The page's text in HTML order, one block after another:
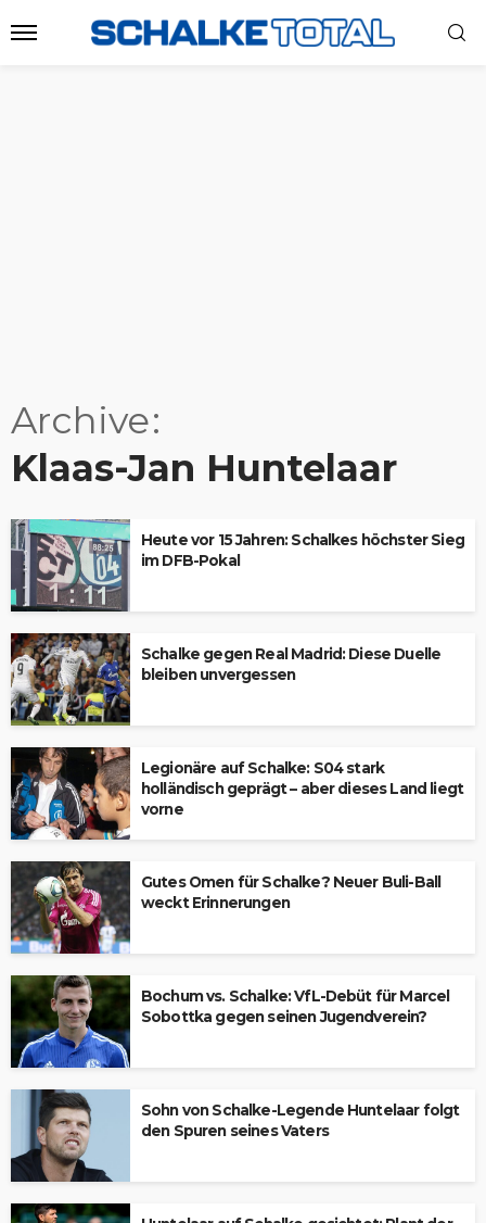
Archive
Klaas-Jan Huntelaar
Heute vor 15 Jahren: Schalkes höchster Sieg
im DFB-Pokal
Schalke gegen Real Madrid: Diese Duelle
bleiben unvergessen
Legionäre auf Schalke: S04 stark
holländisch geprägt – aber dieses Land liegt
vorne
Gutes Omen für Schalke? Neuer Buli-Ball
weckt Erinnerungen
Bochum vs. Schalke: VfL-Debüt für Marcel
Sobottka gegen seinen Jugendverein?
Sohn von Schalke-Legende Huntelaar folgt
den Spuren seines Vaters